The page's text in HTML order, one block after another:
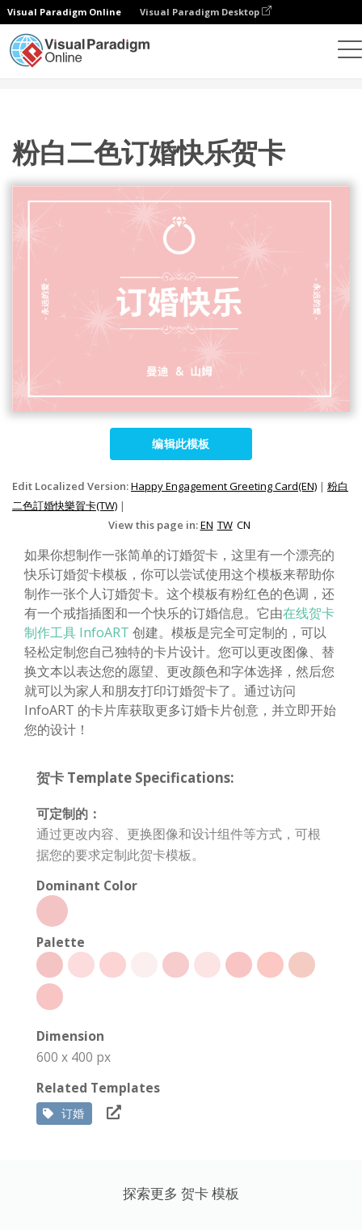
Visual Paradigm Online Visual Paradigm Desktop
粉白二色订婚快乐贺卡
编辑此模板
Edit Localized Version:Happy Engagement Greeting Card(EN) | 粉白
二色訂婚快樂賀卡(TW) |
View this page in:EN TW CN
如果你想制作一张简单的订婚贺卡，这里有一个漂亮的
快乐订婚贺卡模板，你可以尝试使用这个模板来帮助你
制作一张个人订婚贺卡。这个模板有粉红色的色调，还
有一个戒指插图和一个快乐的订婚信息。它由在线贺卡
制作工具 InfoART 创建。模板是完全可定制的，可以
轻松定制您自己独特的卡片设计。您可以更改图像、替
换文本以表达您的愿望、更改颜色和字体选择，然后您
就可以为家人和朋友打印订婚贺卡了。通过访问
InfoART 的卡片库获取更多订婚卡片创意，并立即开始
您的设计！
贺卡 Template Specifications:
可定制的：
通过更改内容、更换图像和设计组件等方式，可根
据您的要求定制此贺卡模板。
Dominant Color
Palette
Dimension
600 x 400 px
Related Templates
订婚
探索更多 贺卡 模板